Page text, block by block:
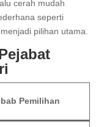
cerah mudah
seperti
pilihan utama.
Pemilihan